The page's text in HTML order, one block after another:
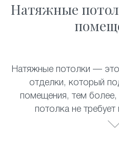
Натяжные
Натяжные потолки —
отделки, который
помещения, тем более,
потолка не требует
выравнивания